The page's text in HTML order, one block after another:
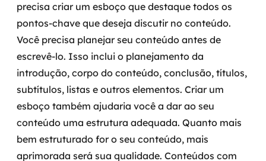
precisa criar um esboço que destaque todos os
pontos-chave que deseja discutir no conteúdo.
Você precisa planejar seu conteúdo antes de
escrevê-lo. Isso inclui o planejamento da
introdução, corpo do conteúdo, conclusão, títulos,
subtítulos, listas e outros elementos. Criar um
esboço também ajudaria você a dar ao seu
conteúdo uma estrutura adequada. Quanto mais
bem estruturado for o seu conteúdo, mais
aprimorada será sua qualidade. Conteúdos com